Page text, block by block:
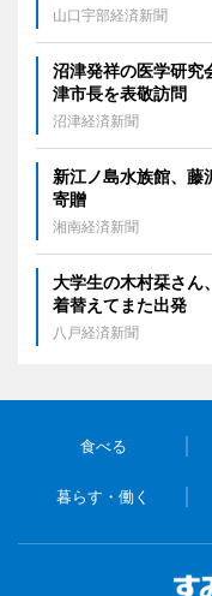
山口宇部経済新聞
沼津発祥の医学研
津市長を表敬訪問
沼津経済新聞
新江ノ島水族館、藤
寄贈
湘南経済新聞
大学生の木村栞さ
着替えてまた出発
八戸経済新聞
食べる
暮らす・働く